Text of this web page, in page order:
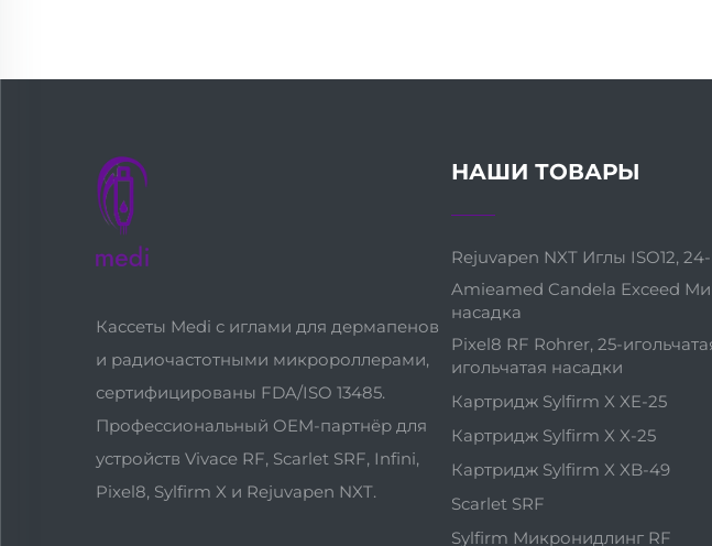
Кассеты Medi с иглами для дермапенов
и радиочастотными микророллерами,
сертифицированы FDA/ISO 13485.
Профессиональный OEM-партнёр для
устройств Vivace RF, Scarlet SRF, Infini,
Pixel8, Sylfirm X и Rejuvapen NXT.
НАШИ ТОВАРЫ
Rejuvapen NXT Иглы ISO12,
Amieamed Candela Exceed
насадка
Pixel8 RF Rohrer, 25-
игольчатая насадки
Картридж Sylfirm X XE-25
Картридж Sylfirm X X-25
Картридж Sylfirm X XB-49
Scarlet SRF
Sylfirm Микронидлинг RF